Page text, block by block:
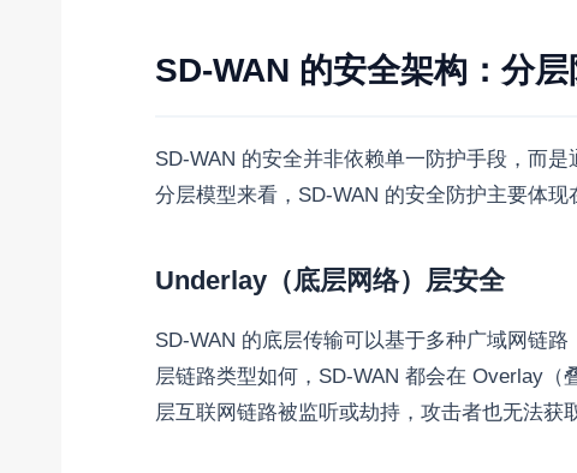
SD-WAN 的安全架构：分层
SD-WAN 的安全并非依赖单一防护手段，而
分层模型来看，SD-WAN 的安全防护主要体现
Underlay（底层网络）层安全
SD-WAN 的底层传输可以基于多种广域网链
层链路类型如何，SD-WAN 都会在 Overlay
层互联网链路被监听或劫持，攻击者也无法获